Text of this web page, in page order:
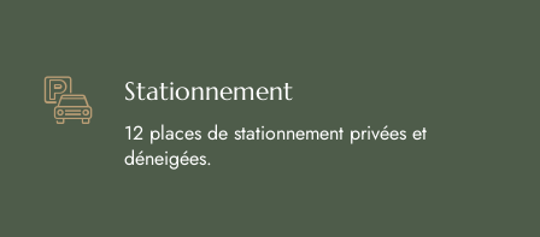
Stationnement
12 places de stationnement privées et
déneigées.